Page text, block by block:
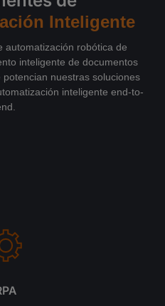
Inteligente
automatización robótica de
inteligente de documentos
nuestras soluciones
inteligente end-to-